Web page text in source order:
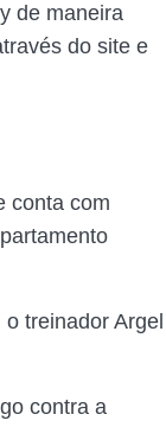
de maneira
do site e
conta com
treinador Argel
contra a